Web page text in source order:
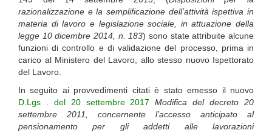
razionalizzazione e la semplificazione dell’attività ispettiva in
materia di lavoro e legislazione sociale, in attuazione della
legge 10 dicembre 2014, n. 183) sono state attribuite alcune
funzioni di controllo e di validazione del processo, prima in
carico al Ministero del Lavoro, allo stesso nuovo Ispettorato
del Lavoro.
In seguito ai provvedimenti citati è stato emesso il nuovo
D.Lgs . del 20 settembre 2017
Modifica del decreto 20
settembre 2011, concernente l’accesso anticipato al
pensionamento per gli addetti alle lavorazioni